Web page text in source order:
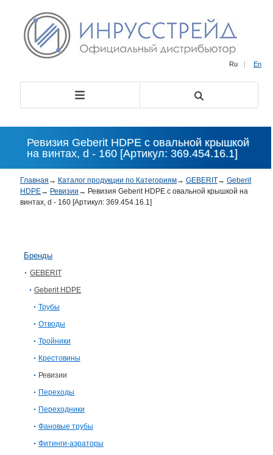
Ru | En
Ревизия Geberit HDPE с овальной крышкой
на винтах, d - 160 [Артикул: 369.454.16.1]
Главная → Каталог продукции по Категориям→ GEBERIT→ Geberit
HDPE→ Ревизии → Ревизия Geberit HDPE с овальной крышкой на
винтах, d - 160 [Артикул: 369.454.16.1]
Бренды
GEBERIT
Geberit HDPE
Трубы
Отводы
Тройники
Крестовины
Ревизии
Переходы
Переходники
Фановые трубы
Фитинги-аэраторы